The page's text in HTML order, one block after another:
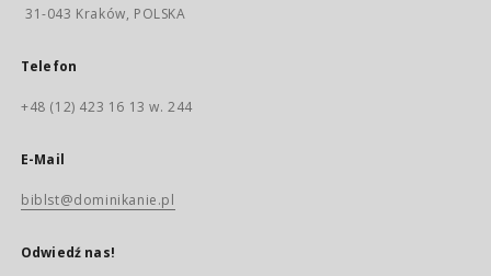
31-043 Kraków, POLSKA
Telefon
+48 (12) 423 16 13 w. 244
E-Mail
biblst@dominikanie.pl
Odwiedź nas!